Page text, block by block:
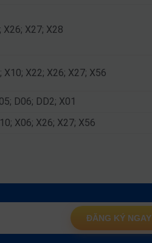
X26; X27; X28
X22; X26; X27; X56
D06; DD2; X01
X06; X26; X27; X56
ĐĂNG KÝ NGAY